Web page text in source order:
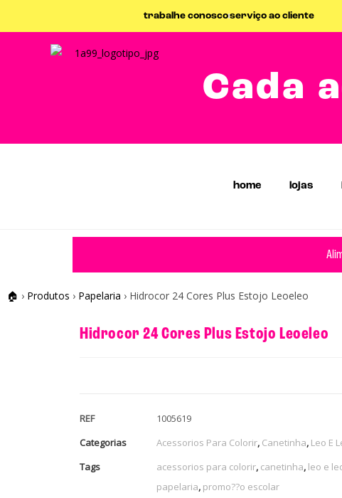
trabalhe conoscoserviço ao cliente
Cada
home lojas
🏠 › Produtos › Papelaria › Hidrocor 24 Cores Plus Estojo Leoeleo
Hidrocor 24 Cores Plus Estojo Leoeleo
REF
1005619
Categorias
Acessorios Para Colorir, Canetinha, Leo E
Tags
acessorios para colorir, canetinha, leo e
papelaria, promo??o escolar